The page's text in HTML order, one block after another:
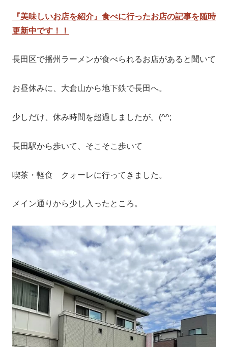
『美味しいお店を紹介』食べに行ったお店の記事を随時
更新中です！！
長田区で播州ラーメンが食べられるお店があると聞いて
お昼休みに、大倉山から地下鉄で長田へ。
少しだけ、休み時間を超過しましたが。(^^;
長田駅から歩いて、そこそこ歩いて
喫茶・軽食 クォーレに行ってきました。
メイン通りから少し入ったところ。